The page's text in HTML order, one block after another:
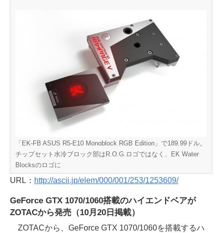
「EK-FB ASUS R5-E10 Monoblock RGB Edition」で189.99ドル。
チップセット水冷ブロック部はR.O.G.ロゴではなく、EK Water
Blocksのロゴに
URL： http://ascii.jp/elem/000/001/253/1253609/
GeForce GTX 1070/1060搭載のハイエンドベアが
ZOTACから発売（10月20日掲載）
ZOTACから、GeForce GTX 1070/1060を搭載するハ